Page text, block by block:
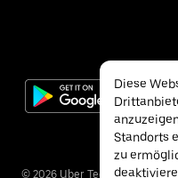
© 2026 Uber Technologies Inc.
Diese
Standorts
zu